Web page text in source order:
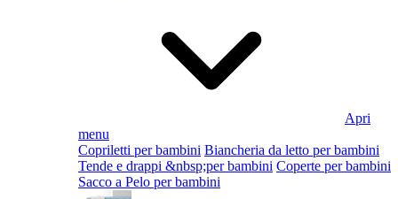
Apri
menu
Copriletti per bambini Biancheria da letto per bambini
Tende e drappi &nbsp;per bambini Coperte per bambini
Sacco a Pelo per bambini